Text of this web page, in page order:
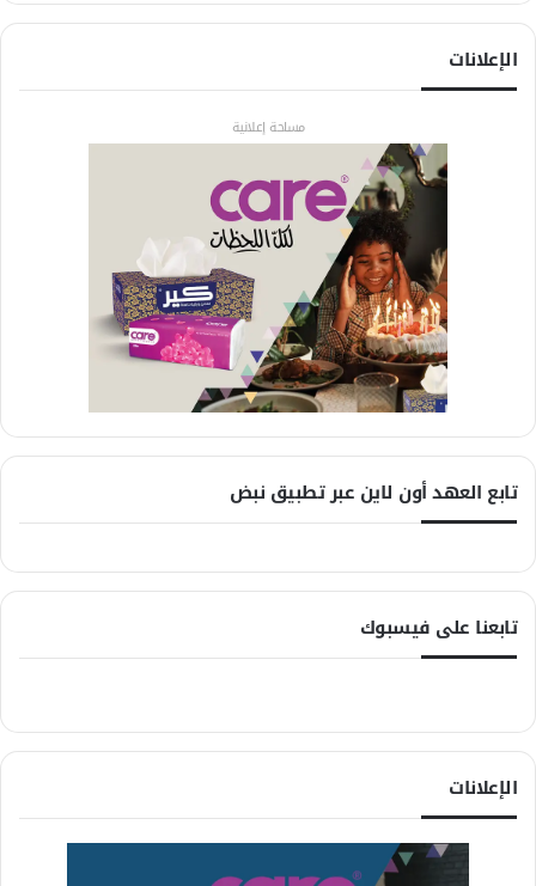
الإعلانات
مساحة إعلانية
تابع العهد أون لاين عبر تطبيق نبض
تابعنا على فيسبوك
الإعلانات